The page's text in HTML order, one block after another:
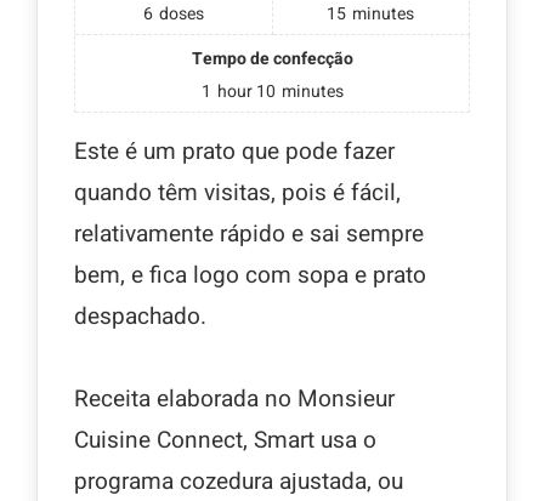
6 doses
15 minutes
Tempo de confecção
1 hour10 minutes
Este é um prato que pode fazer
quando têm visitas, pois é fácil,
relativamente rápido e sai sempre
bem, e fica logo com sopa e prato
despachado.
Receita elaborada no Monsieur
Cuisine Connect, Smart usa o
programa cozedura ajustada, ou